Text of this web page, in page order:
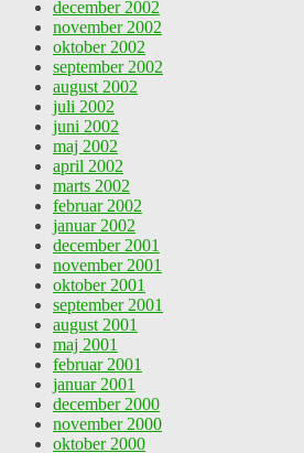
december 2002
november 2002
oktober 2002
september 2002
august 2002
juli 2002
juni 2002
maj 2002
april 2002
marts 2002
februar 2002
januar 2002
december 2001
november 2001
oktober 2001
september 2001
august 2001
maj 2001
februar 2001
januar 2001
december 2000
november 2000
oktober 2000